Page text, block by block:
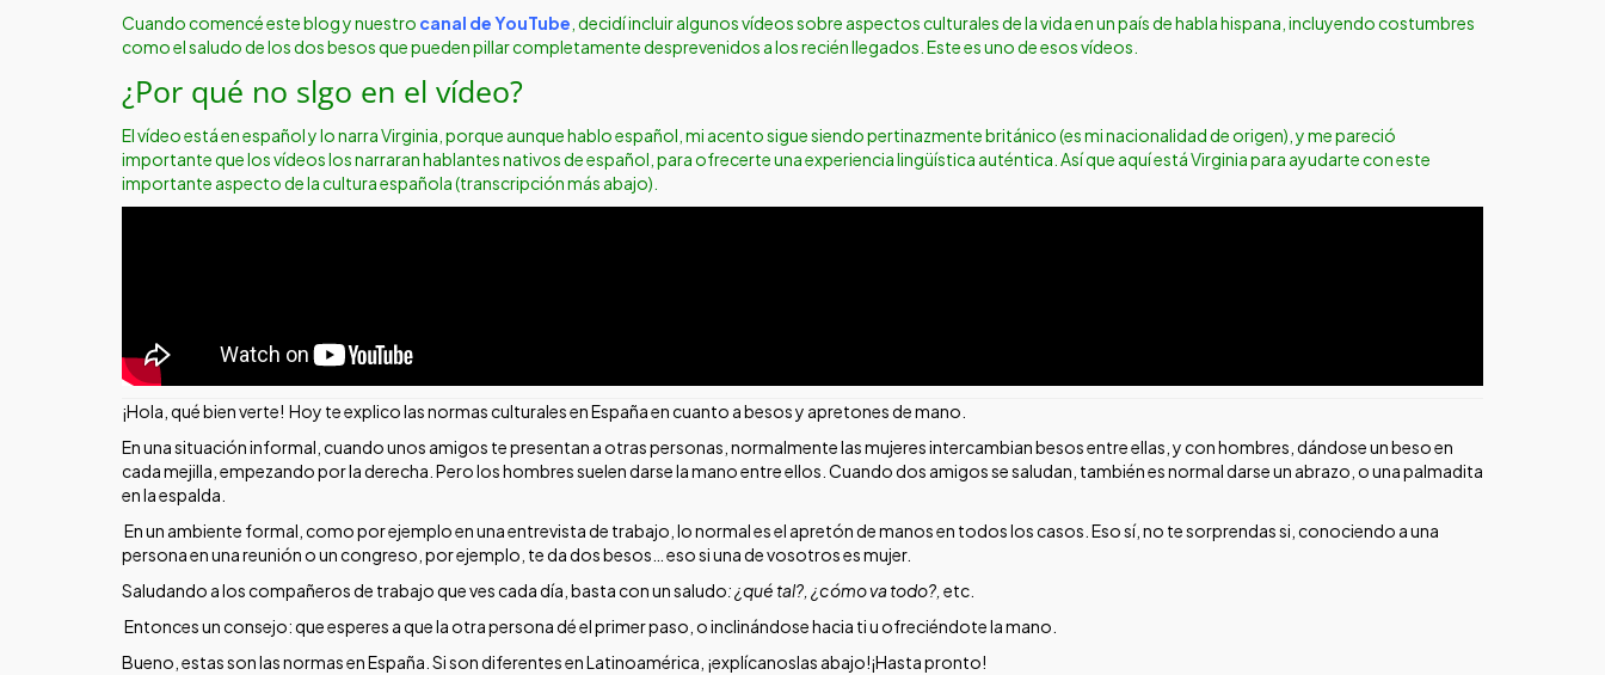
Cuando comencé este blog y nuestro canal de YouTube , decidí incluir algunos vídeos sobre aspectos culturales de la vida en un país de habla hispana, incluyendo costumbres
como el saludo de los dos besos que pueden pillar completamente desprevenidos a los recién llegados. Este es uno de esos vídeos.
¿Por qué no slgo en el vídeo?
El vídeo está en español y lo narra Virginia, porque aunque hablo español, mi acento sigue siendo pertinazmente británico (es mi nacionalidad de origen), y me pareció
importante que los vídeos los narraran hablantes nativos de español, para ofrecerte una experiencia lingüística auténtica. Así que aquí está Virginia para ayudarte con este
importante aspecto de la cultura española (transcripción más abajo).
¡Hola, qué bien verte! Hoy te explico las normas culturales en España en cuanto a besos y apretones de mano.
En una situación informal, cuando unos amigos te presentan a otras personas, normalmente las mujeres intercambian besos entre ellas, y con hombres, dándose un beso en
cada mejilla, empezando por la derecha. Pero los hombres suelen darse la mano entre ellos. Cuando dos amigos se saludan, también es normal darse un abrazo, o una palmadita
en la espalda.
En un ambiente formal, como por ejemplo en una entrevista de trabajo, lo normal es el apretón de manos en todos los casos. Eso sí, no te sorprendas si, conociendo a una
persona en una reunión o un congreso, por ejemplo, te da dos besos… eso si una de vosotros es mujer.
Saludando a los compañeros de trabajo que ves cada día, basta con un saludo: ¿qué tal?, ¿cómo va todo?, etc.
Entonces un consejo: que esperes a que la otra persona dé el primer paso, o inclinándose hacia ti u ofreciéndote la mano.
Bueno, estas son las normas en España. Si son diferentes en Latinoamérica, ¡explícanoslas abajo!¡Hasta pronto!